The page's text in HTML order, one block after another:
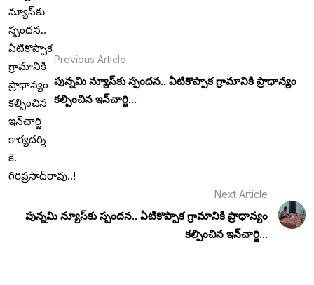
Previous Article
పున్నమి న్యూస్‌కు స్పందన.. ఏటికొప్పాక గ్రామానికి ప్రాధాన్యం
కల్పించిన ఇన్‌చార్జి...
Next Article
పున్నమి న్యూస్‌కు స్పందన.. ఏటికొప్పాక గ్రామానికి ప్రాధాన్యం
కల్పించిన ఇన్‌చార్జి...